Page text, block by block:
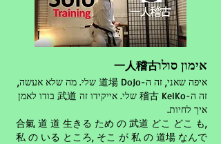
אימון סולו一人稽古
איפה שאני, זה ה-道場 DoJo שלי. מה שלא אעשה,
זה ה-稽古 KeIKo שלי. אייקידו זה 武道 בודו לאמן
איך לחיות.
合氣 道 道 生きる ため の 武道 どこ どこ も,
私 の いる ところ, そこ が 私 の 道場 なんで